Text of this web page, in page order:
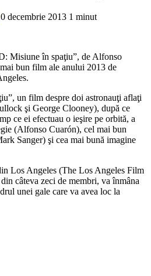
decembrie 2013 1 minut
Misiune în spaţiu”, de Alfonso
bun film ale anului 2013 de
un film despre doi astronauţi aflaţi
şi George Clooney), după ce
ce ei efectuau o ieşire pe orbită, a
(Alfonso Cuarón), cel mai bun
Sanger) şi cea mai bună imagine
Los Angeles (The Los Angeles Film
câteva zeci de membri, va înmâna
unei gale care va avea loc la